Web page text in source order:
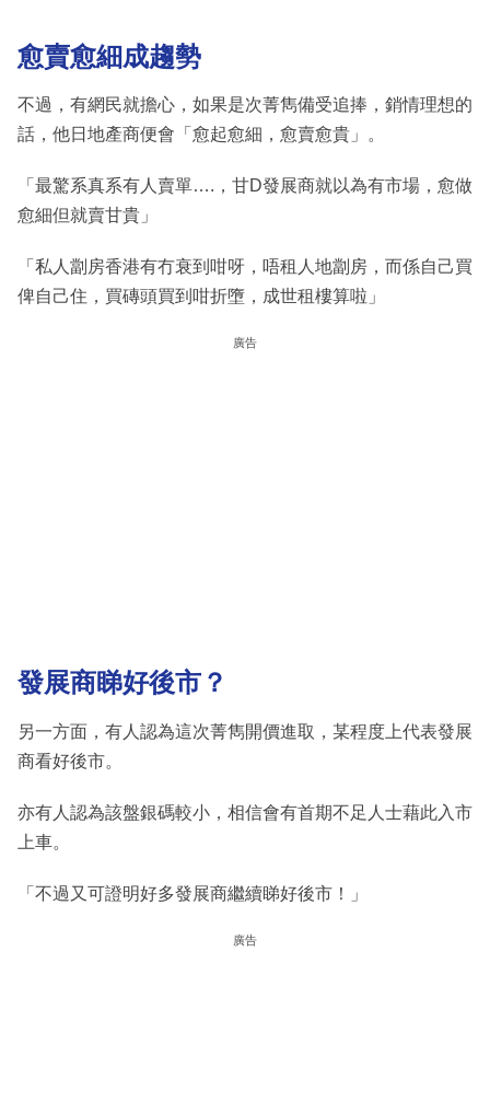
愈賣愈細成趨勢
不過，有網民就擔心，如果是次菁雋備受追捧，銷情理想的
話，他日地產商便會「愈起愈細，愈賣愈貴」。
「最驚系真系有人賣單….，甘D發展商就以為有市場，愈做
愈細但就賣甘貴」
「私人劏房香港有冇衰到咁呀，唔租人地劏房，而係自己買
俾自己住，買磚頭買到咁折墮，成世租樓算啦」
廣告
發展商睇好後市？
另一方面，有人認為這次菁雋開價進取，某程度上代表發展
商看好後市。
亦有人認為該盤銀碼較小，相信會有首期不足人士藉此入市
上車。
「不過又可證明好多發展商繼續睇好後市！」
廣告